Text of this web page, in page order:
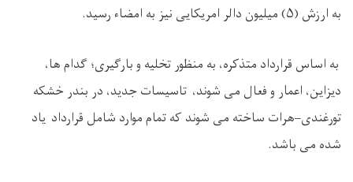
به ارزش (۵) میلیون دالر امریکایی نیز به امضاء رسید.
به اساس قرارداد متذکره، به منظور تخلیه و بارګیری؛ گدام ها،
دیزاین، اعمار و فعال می شوند، تاسیسات جدید، در بندر خشکه
تورغندی–هرات ساخته می شوند که تمام موارد شامل قرارداد یاد
شده می باشد.